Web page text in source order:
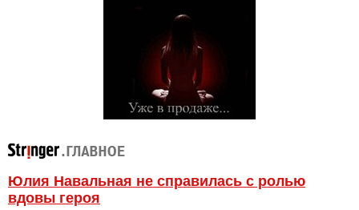
Юлия Навальная не справилась с ролью
вдовы героя